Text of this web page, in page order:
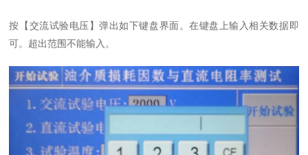
按【交流试验电压】弹出如下键盘界面。在键盘上输入相关数据即
可。超出范围不能输入。